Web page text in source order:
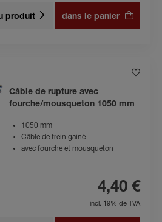
produit dans le panier
Câble de rupture avec
fourche/mousqueton 1050 mm
1050 mm
Câble de frein gainé
avec fourche et mousqueton
4,40 €
incl. 19% de TVA